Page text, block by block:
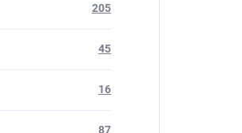
205
45
16
87